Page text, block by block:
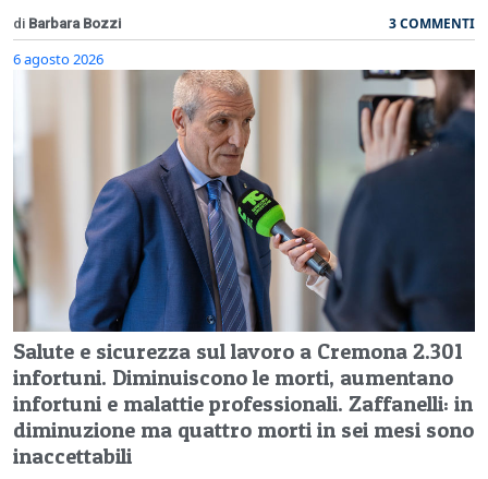
di Barbara Bozzi 3 COMMENTI
6 agosto 2026
Salute e sicurezza sul lavoro a Cremona 2.301
infortuni. Diminuiscono le morti, aumentano
infortuni e malattie professionali. Zaffanelli: in
diminuzione ma quattro morti in sei mesi sono
inaccettabili